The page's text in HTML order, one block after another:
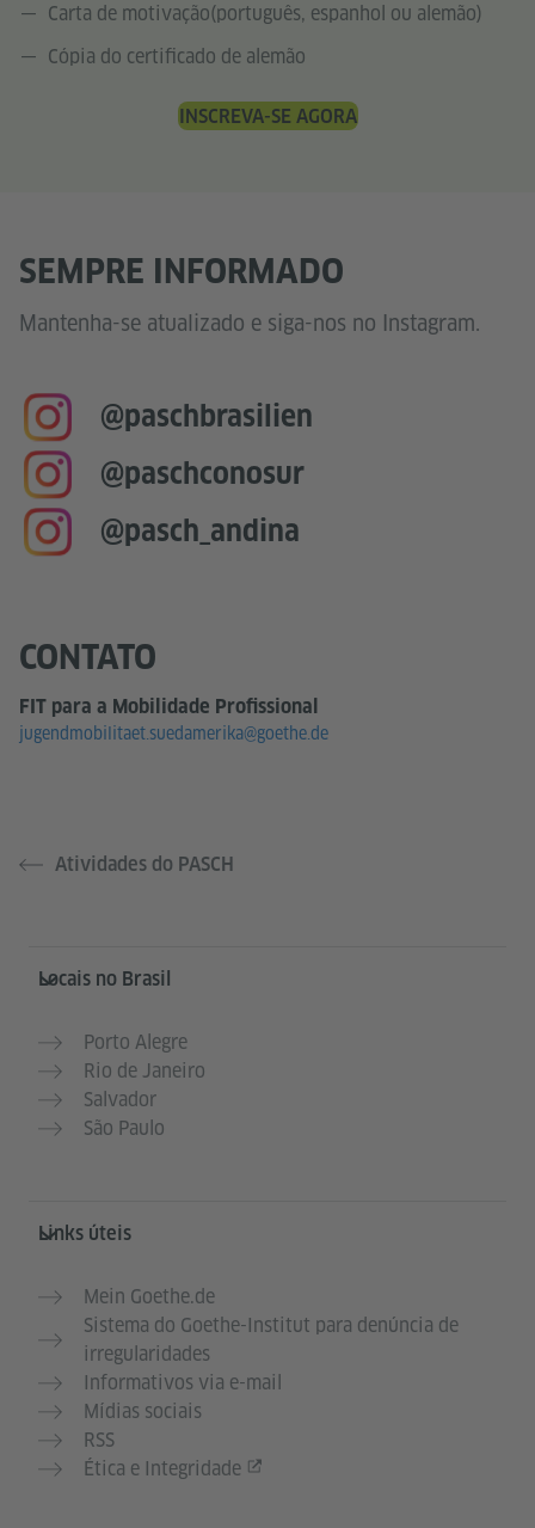
Carta de motivação(português, espanhol ou alemão)
Cópia do certificado de alemão
INSCREVA-SE AGORA
SEMPRE INFORMADO
Mantenha-se atualizado e siga-nos no Instagram.
@paschbrasilien
@paschconosur
@pasch_andina
CONTATO
FIT para a Mobilidade Profissional
jugendmobilitaet.suedamerika@goethe.de
Atividades do PASCH
Service- und Informationsbereich
Locais no Brasil
Porto Alegre
Rio de Janeiro
Salvador
São Paulo
Links úteis
Mein Goethe.de
Sistema do Goethe-Institut para denúncia de
irregularidades
Informativos via e-mail
Mídias sociais
RSS
Ética e Integridade